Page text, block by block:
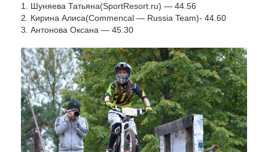
1. Шуняева Татьяна(SportResort.ru) — 44.56
2. Кирина Алиса(Commencal — Russia Team)- 44.60
3. Антонова Оксана — 45.30